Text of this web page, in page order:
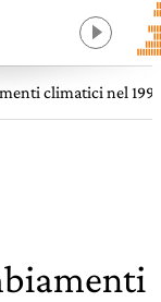
climatici nel